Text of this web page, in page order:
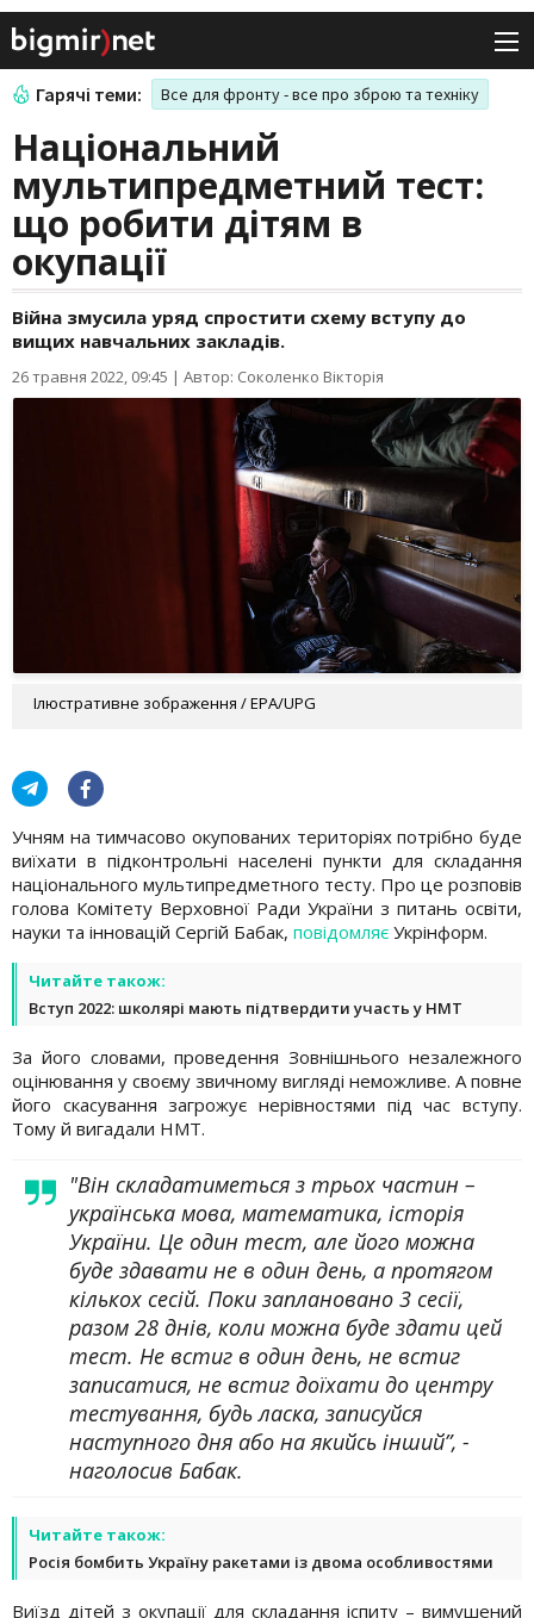
Гарячі теми: Все для фронту - все про зброю та техніку
Національний
мультипредметний тест:
що робити дітям в
окупації
Війна змусила уряд спростити схему вступу до
вищих навчальних закладів.
26 травня 2022, 09:45 | Автор: Соколенко Вікторія
Ілюстративне зображення / EPA/UPG
Учням на тимчасово окупованих територіях потрібно буде
виїхати в підконтрольні населені пункти для складання
національного мультипредметного тесту. Про це розповів
голова Комітету Верховної Ради України з питань освіти,
науки та інновацій Сергій Бабак, повідомляє Укрінформ.
Читайте також:
Вступ 2022: школярі мають підтвердити участь у НМТ
За його словами, проведення Зовнішнього незалежного
оцінювання у своєму звичному вигляді неможливе. А повне
його скасування загрожує нерівностями під час вступу.
Тому й вигадали НМТ.
"Він складатиметься з трьох частин –
українська мова, математика, історія
України. Це один тест, але його можна
буде здавати не в один день, а протягом
кількох сесій. Поки заплановано 3 сесії,
разом 28 днів, коли можна буде здати цей
тест. Не встиг в один день, не встиг
записатися, не встиг доїхати до центру
тестування, будь ласка, записуйся
наступного дня або на якийсь інший”, -
наголосив Бабак.
Читайте також:
Росія бомбить Україну ракетами із двома особливостями
Виїзд дітей з окупації для складання іспиту – вимушений